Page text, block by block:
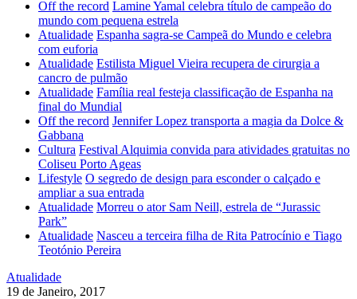
Off the record Lamine Yamal celebra título de campeão do
mundo com pequena estrela
Atualidade Espanha sagra-se Campeã do Mundo e celebra
com euforia
Atualidade Estilista Miguel Vieira recupera de cirurgia a
cancro de pulmão
Atualidade Família real festeja classificação de Espanha na
final do Mundial
Off the record Jennifer Lopez transporta a magia da Dolce &
Gabbana
Cultura Festival Alquimia convida para atividades gratuitas no
Coliseu Porto Ageas
Lifestyle O segredo de design para esconder o calçado e
ampliar a sua entrada
Atualidade Morreu o ator Sam Neill, estrela de “Jurassic
Park”
Atualidade Nasceu a terceira filha de Rita Patrocínio e Tiago
Teotónio Pereira
Atualidade
19 de Janeiro, 2017